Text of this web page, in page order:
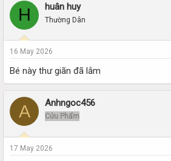
H huân huy
Thường Dân
16 May 2026
Bé này thư giãn đã lắm
A Anhngoc456
Cửu Phẩm
17 May 2026